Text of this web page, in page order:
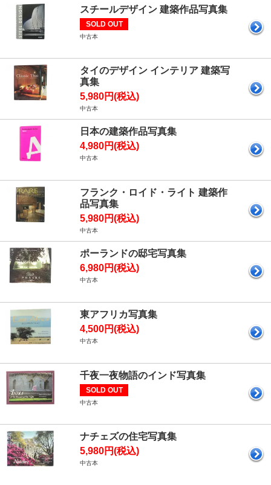
スチールデザイン 建築作品写真集
SOLD OUT
中古本
タイのデザイン インテリア 建築写
真集
5,980円(税込)
中古本
日本の建築作品写真集
4,980円(税込)
中古本
フランク・ロイド・ライト 建築作
品写真集
5,980円(税込)
中古本
ポーランドの邸宅写真集
6,980円(税込)
中古本
東アフリカ写真集
4,500円(税込)
中古本
千夜一夜物語のインド写真集
SOLD OUT
中古本
ナチェズの住宅写真集
5,980円(税込)
中古本